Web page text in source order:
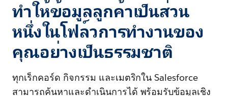
ทำให้ข้อมูลลูกค้าเป็นส่วน
หนึ่งในโฟล์วการทำงานของ
คุณอย่างเป็นธรรมชาติ
ทุกเร็กคอร์ด กิจกรรม และเมตริกใน Salesforce
สามารถค้นหาและดำเนินการได้ พร้อมรับข้อมูลเชิง